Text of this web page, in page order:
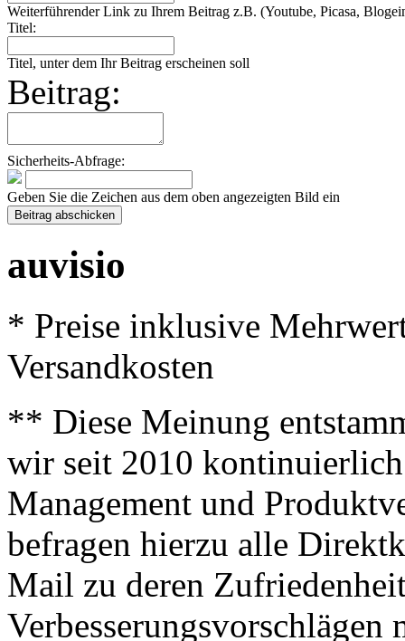
Weiterführender Link zu Ihrem Beitrag z.B. (Youtube, Picasa,
Titel:
Titel, unter dem Ihr Beitrag erscheinen soll
Beitrag:
Sicherheits-Abfrage:
Geben Sie die Zeichen aus dem oben angezeigten Bild ein
auvisio
* Preise inklusive
Versandkosten
** Diese Meinung
wir seit 2010
Management und
befragen hierzu alle
Mail zu deren